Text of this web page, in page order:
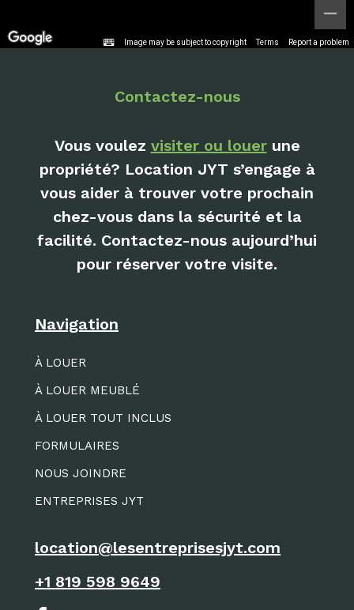
Image may be subject to copyright Terms Report a problem
Contactez-nous
Vous voulez visiter ou louerune
propriété? Location JYT s’engage à
vous aider à trouver votre prochain
chez-vous dans la sécurité et la
facilité. Contactez-nous aujourd’hui
pour réserver votre visite.
Navigation
À LOUER
À LOUER MEUBLÉ
À LOUER TOUT INCLUS
FORMULAIRES
NOUS JOINDRE
ENTREPRISES JYT
location@lesentreprisesjyt.com
+1 819 598 9649